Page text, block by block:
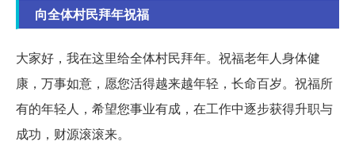
向全体村民拜年祝福
大家好，我在这里给全体村民拜年。祝福老年人身体健
康，万事如意，愿您活得越来越年轻，长命百岁。祝福所
有的年轻人，希望您事业有成，在工作中逐步获得升职与
成功，财源滚滚来。